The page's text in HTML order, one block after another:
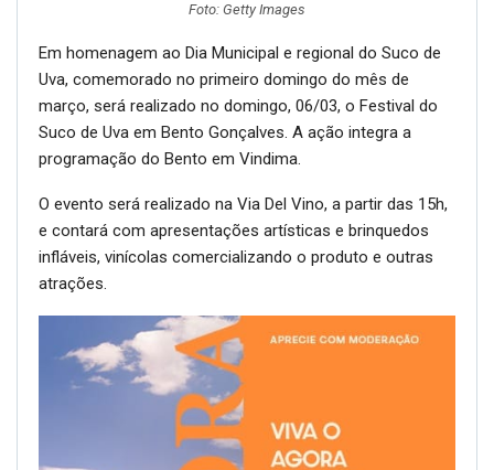
Foto: Getty Images
Em homenagem ao Dia Municipal e regional do Suco de
Uva, comemorado no primeiro domingo do mês de
março, será realizado no domingo, 06/03, o Festival do
Suco de Uva em Bento Gonçalves. A ação integra a
programação do Bento em Vindima.
O evento será realizado na Via Del Vino, a partir das 15h,
e contará com apresentações artísticas e brinquedos
infláveis, vinícolas comercializando o produto e outras
atrações.